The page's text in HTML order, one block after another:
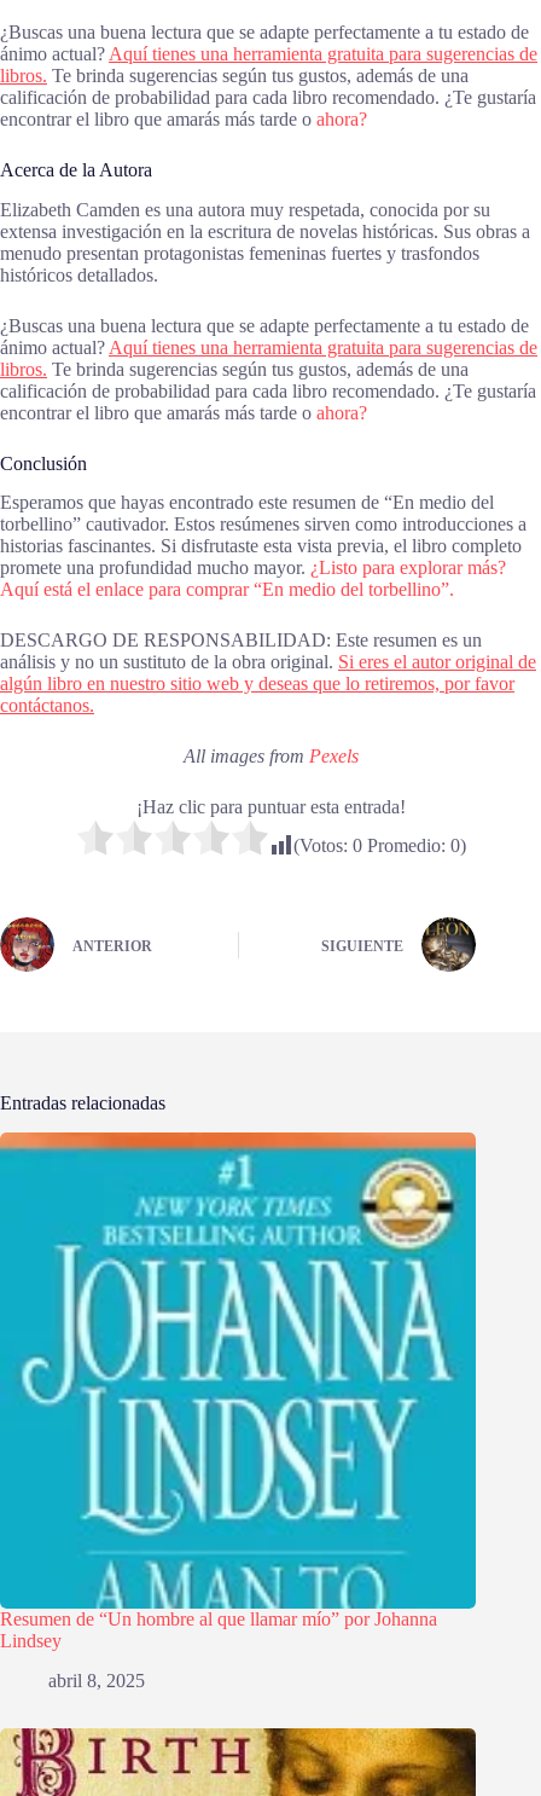
¿Buscas una buena lectura que se adapte perfectamente a tu estado de
ánimo actual? Aquí tienes una herramienta gratuita para sugerencias de
libros. Te brinda sugerencias según tus gustos, además de una
calificación de probabilidad para cada libro recomendado. ¿Te gustaría
encontrar el libro que amarás más tarde o ahora?
Acerca de la Autora
Elizabeth Camden es una autora muy respetada, conocida por su
extensa investigación en la escritura de novelas históricas. Sus obras a
menudo presentan protagonistas femeninas fuertes y trasfondos
históricos detallados.
¿Buscas una buena lectura que se adapte perfectamente a tu estado de
ánimo actual? Aquí tienes una herramienta gratuita para sugerencias de
libros. Te brinda sugerencias según tus gustos, además de una
calificación de probabilidad para cada libro recomendado. ¿Te gustaría
encontrar el libro que amarás más tarde o ahora?
Conclusión
Esperamos que hayas encontrado este resumen de “En medio del
torbellino” cautivador. Estos resúmenes sirven como introducciones a
historias fascinantes. Si disfrutaste esta vista previa, el libro completo
promete una profundidad mucho mayor. ¿Listo para explorar más?
Aquí está el enlace para comprar “En medio del torbellino”.
DESCARGO DE RESPONSABILIDAD: Este resumen es un
análisis y no un sustituto de la obra original. Si eres el autor original de
algún libro en nuestro sitio web y deseas que lo retiremos, por favor
contáctanos.
All images from Pexels
¡Haz clic para puntuar esta entrada!
(Votos: 0Promedio: 0)
ANTERIOR SIGUIENTE
Entradas relacionadas
Resumen de “Un hombre al que llamar mío” por Johanna
Lindsey
abril 8, 2025